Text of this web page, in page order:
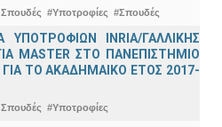
Σπουδές #Υποτροφίες #Σπουδές
ΥΠΟΤΡΟΦΙΩΝ INRIA/ΓΑΛΛΙΚΗΣ
ΜASTER ΣΤΟ ΠΑΝΕΠΙΣΤΗΜΙΟ
ΓΙΑ ΤΟ ΑΚΑΔΗΜΑΙΚΟ ΕΤΟΣ 2017-
Σπουδές #Υποτροφίες